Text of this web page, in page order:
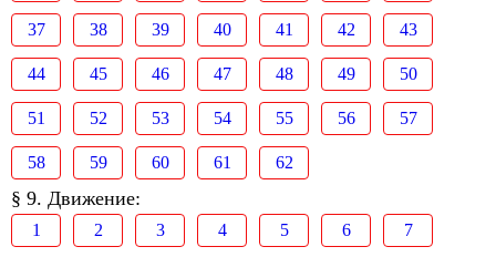
37 38 39 40 41 42 43
44 45 46 47 48 49 50
51 52 53 54 55 56 57
58 59 60 61 62
§ 9. Движение:
1 2 3 4 5 6 7